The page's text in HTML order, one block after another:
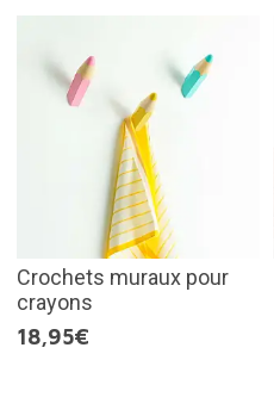
Crochets muraux pour
crayons
18,95€